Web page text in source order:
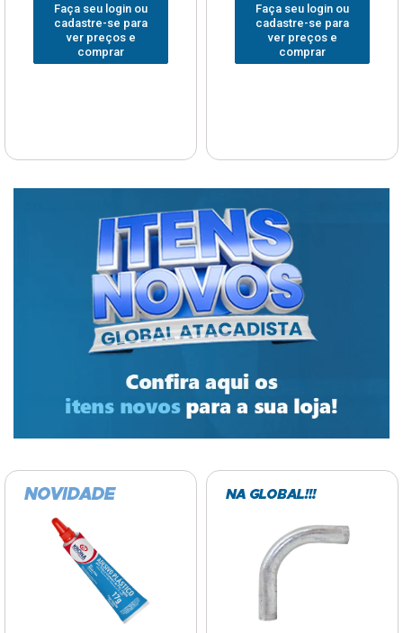
Faça seu login ou
cadastre-se para
ver preços e
comprar
Faça seu login ou
cadastre-se para
ver preços e
comprar